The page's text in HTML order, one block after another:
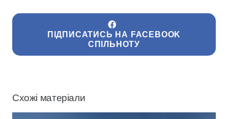
ПІДПИСАТИСЬ НА FACEBOOK
СПІЛЬНОТУ
Схожі матеріали